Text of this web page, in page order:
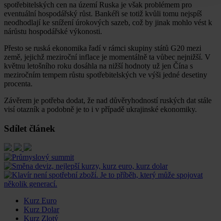
spotřebitelských cen na území Ruska je však problémem pro
eventuální hospodářský růst. Bankéři se totiž kvůli tomu nejspíš
neodhodlají ke snížení úrokových sazeb, což by jinak mohlo vést k
nárůstu hospodářské výkonosti.
Přesto se ruská ekonomika řadí v rámci skupiny států G20 mezi
země, jejichž meziroční inflace je momentálně ta vůbec nejnižší. V
květnu letošního roku dosáhla na nižší hodnoty už jen Čína s
meziročním tempem růstu spotřebitelských ve výši jedné desetiny
procenta.
Závěrem je potřeba dodat, že nad důvěryhodností ruských dat stále
visí otazník a podobně je to i v případě ukrajinské ekonomiky.
Sdílet článek
Kurz Euro
Kurz Dolar
Kurz Zlotý